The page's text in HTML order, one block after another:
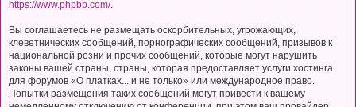
https://www.phpbb.com/.
Вы соглашаетесь не размещать оскорбительных, угрожающих,
клеветнических сообщений, порнографических сообщений, призывов к
национальной розни и прочих сообщений, которые могут нарушить
законы вашей страны, страны, которая предоставляет услуги хостинга
для форумов «О платках... и не только» или международное право.
Попытки размещения таких сообщений могут привести к вашему